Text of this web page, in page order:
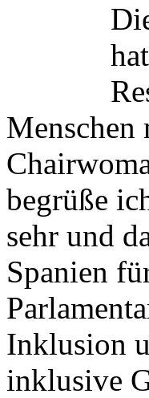
Menschen
begrüße
sehr und
Spanien
Inklusion
inklusive